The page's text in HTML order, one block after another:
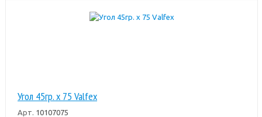
Угол 45гр. х 75 Valfex
Арт. 10107075